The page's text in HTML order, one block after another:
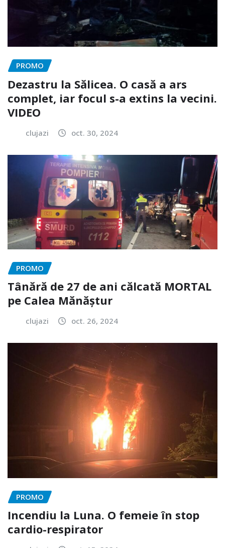
PROMO
Dezastru la Sălicea. O casă a ars
complet, iar focul s-a extins la vecini.
VIDEO
clujazi oct. 30, 2024
PROMO
Tânără de 27 de ani călcată MORTAL
pe Calea Mănăștur
clujazi oct. 26, 2024
PROMO
Incendiu la Luna. O femeie în stop
cardio-respirator